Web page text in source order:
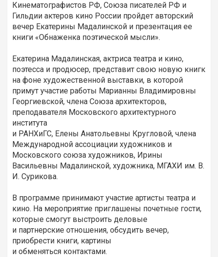
Кинематографистов РФ, Союза писателей РФ и
Гильдии актеров кино России пройдет авторский
вечер Екатерины Мадалинской и презентация ее
книги «Обнаженка поэтической мысли».
Екатерина Мадалинская, актриса театра и кино,
поэтесса и продюсер, представит свою новую книгк
на фоне художественной выставки, в которой
примут участие работы Марианны Владимировны
Георгиевской, члена Союза архитекторов,
преподавателя Московского архитектурного
института
и РАНХиГС, Елены Анатольевны Кругловой, члена
Международной ассоциации художников и
Московского союза художников, Ирины
Васильевны Мадалинской, художника, МГАХИ им. В.
И. Сурикова.
В программе принимают участие артисты театра и
кино. На мероприятие приглашены почетные гости,
которые смогут выстроить деловые
и партнерские отношения, обсудить вечер,
приобрести книги, картины
и обменяться контактами.